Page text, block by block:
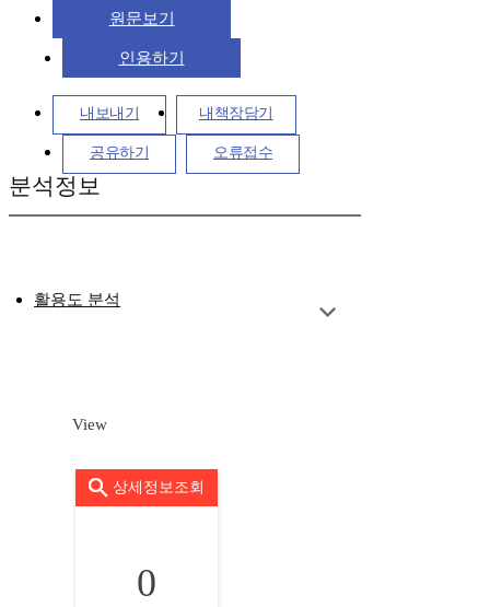
원문보기
인용하기
내보내기 내책장담기
공유하기 오류접수
분석정보
활용도 분석
View
상세정보조회
0